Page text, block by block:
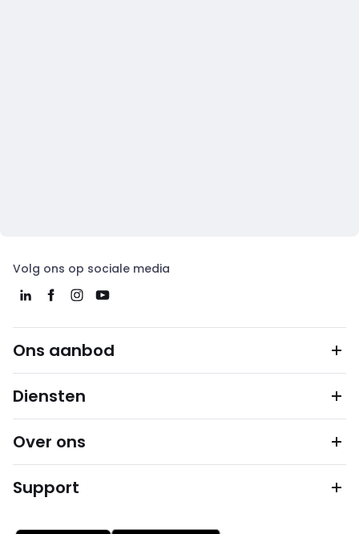
Volg ons op sociale media
Ons aanbod
Diensten
Over ons
Support